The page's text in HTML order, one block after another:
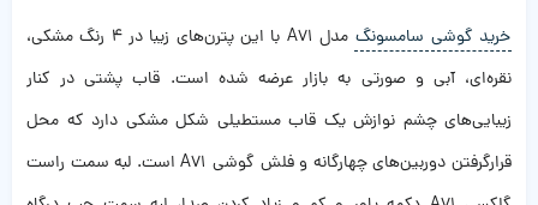
خرید گوشی سامسونگ
مدل A71 با این پترن‌‌های زیبا در ۴ رنگ مشکی،
نقره‌ای، آبی و صورتی به بازار عرضه شده است. قاب پشتی در کنار
زیبایی‌‌های چشم نوازش یک قاب مستطیلی شکل مشکی دارد که محل
قرارگرفتن دوربین‌‌های چهارگانه و فلش گوشی A71 است. لبه سمت راست